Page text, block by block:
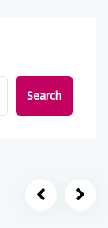
Search